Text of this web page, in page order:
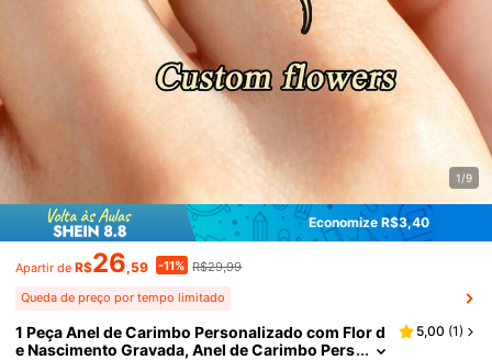
1/9
Economize R$3,40
Apartir de R$26,59 -11% R$29,99
Queda de preço por tempo limitado
1 Peça Anel de Carimbo Personalizado com Flor d
e Nascimento Gravada, Anel de Carimbo Pers
5,00 (1)